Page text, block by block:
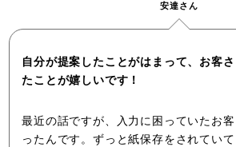
自分が提案したことがはまって、お客
たことが嬉しいです！
最近の話ですが、入力に困っていたお
ったんです。ずっと紙保存をされてい
安達さん